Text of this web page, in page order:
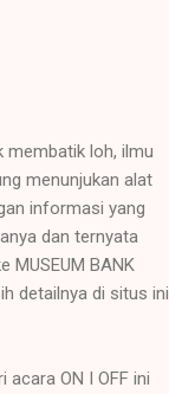
membatik loh, ilmu
menunjukan alat
informasi yang
dan ternyata
MUSEUM BANK
detailnya di situs ini
ON I OFF ini